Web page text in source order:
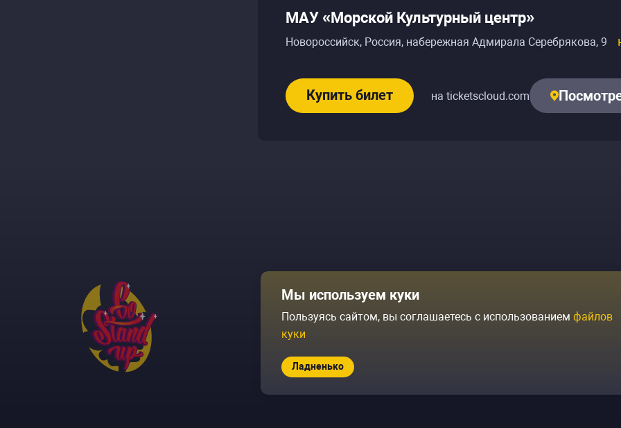
МАУ «Морской Культурный центр»
Новороссийск, Россия, набережная Адмирала Серебрякова, 9
Купить билет на ticketscloud.com
Площадки
Архив событий
Журнал Политика
Мы используем куки
Пользуясь сайтом, вы соглашаетесь с использованием файлов
куки
Ладненько